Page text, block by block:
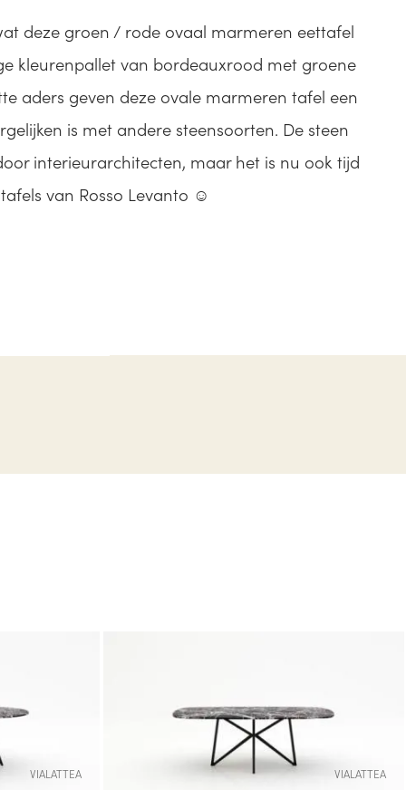
deze groen / rode ovaal marmeren eettafel
kleurenpallet van bordeauxrood met groene
aders geven deze ovale marmeren tafel een
is met andere steensoorten. De steen
interieurarchitecten, maar het is nu ook tijd
van Rosso Levanto ☺
VIALATTEA VIALATTEA